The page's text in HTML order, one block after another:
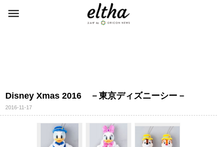
Disney Xmas 2016 －東京ディズニーシー－
2016-11-17